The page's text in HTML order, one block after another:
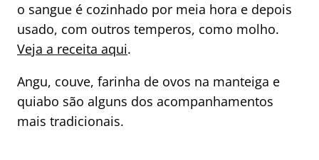
o sangue é cozinhado por meia hora e depois
usado, com outros temperos, como molho.
Veja a receita aqui.
Angu, couve, farinha de ovos na manteiga e
quiabo são alguns dos acompanhamentos
mais tradicionais.